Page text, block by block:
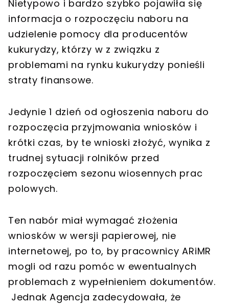
Nietypowo i bardzo szybko pojawiła się
informacja o rozpoczęciu naboru na
udzielenie pomocy dla producentów
kukurydzy, którzy w z związku z
problemami na rynku kukurydzy ponieśli
straty finansowe.
Jedynie 1 dzień od ogłoszenia naboru do
rozpoczęcia przyjmowania wniosków i
krótki czas, by te wnioski złożyć, wynika z
trudnej sytuacji rolników przed
rozpoczęciem sezonu wiosennych prac
polowych.
Ten nabór miał wymagać złożenia
wniosków w wersji papierowej, nie
internetowej, po to, by pracownicy ARiMR
mogli od razu pomóc w ewentualnych
problemach z wypełnieniem dokumentów.
Jednak Agencja zadecydowała, że